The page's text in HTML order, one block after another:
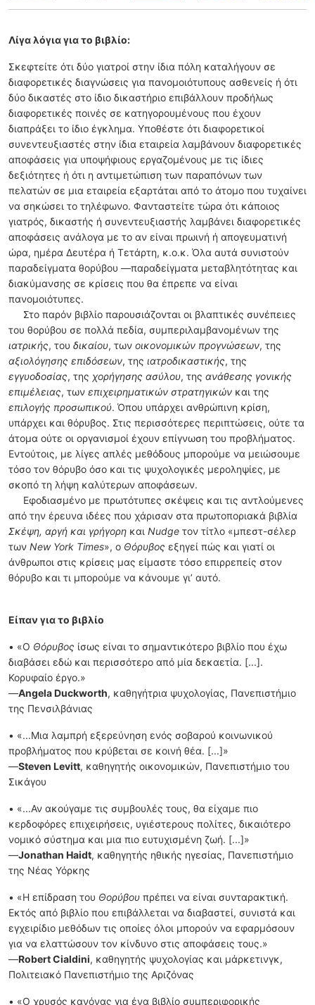
Λίγα λόγια για το βιβλίο:
Σκεφτείτε ότι δύο γιατροί στην ίδια πόλη καταλήγουν σε
διαφορετικές διαγνώσεις για πανομοιότυπους ασθενείς ή ότι
δύο δικαστές στο ίδιο δικαστήριο επιβάλλουν προδήλως
διαφορετικές ποινές σε κατηγορουμένους που έχουν
διαπράξει το ίδιο έγκλημα. Υποθέστε ότι διαφορετικοί
συνεντευξιαστές στην ίδια εταιρεία λαμβάνουν διαφορετικές
αποφάσεις για υποψήφιους εργαζομένους με τις ίδιες
δεξιότητες ή ότι η αντιμετώπιση των παραπόνων των
πελατών σε μια εταιρεία εξαρτάται από το άτομο που τυχαίνει
να σηκώσει το τηλέφωνο. Φανταστείτε τώρα ότι κάποιος
γιατρός, δικαστής ή συνεντευξιαστής λαμβάνει διαφορετικές
αποφάσεις ανάλογα με το αν είναι πρωινή ή απογευματινή
ώρα, ημέρα Δευτέρα ή Τετάρτη, κ.ο.κ. Όλα αυτά συνιστούν
παραδείγματα θορύβου —παραδείγματα μεταβλητότητας και
διακύμανσης σε κρίσεις που θα έπρεπε να είναι
πανομοιότυπες.
Στο παρόν βιβλίο παρουσιάζονται οι βλαπτικές συνέπειες
του θορύβου σε πολλά πεδία, συμπεριλαμβανομένων της
ιατρικής, του δικαίου, των οικονομικών προγνώσεων, της
αξιολόγησης επιδόσεων, της ιατροδικαστικής, της
εγγυοδοσίας, της χορήγησης ασύλου, της ανάθεσης γονικής
επιμέλειας, των επιχειρηματικών στρατηγικών και της
επιλογής προσωπικού. Όπου υπάρχει ανθρώπινη κρίση,
υπάρχει και θόρυβος. Στις περισσότερες περιπτώσεις, ούτε τα
άτομα ούτε οι οργανισμοί έχουν επίγνωση του προβλήματος.
Εντούτοις, με λίγες απλές μεθόδους μπορούμε να μειώσουμε
τόσο τον θόρυβο όσο και τις ψυχολογικές μεροληψίες, με
σκοπό τη λήψη καλύτερων αποφάσεων.
Εφοδιασμένο με πρωτότυπες σκέψεις και τις αντλούμενες
από την έρευνα ιδέες που χάρισαν στα πρωτοποριακά βιβλία
Σκέψη, αργή και γρήγορη και Nudge τον τίτλο «μπεστ-σέλερ
των New York Times», ο Θόρυβος εξηγεί πώς και γιατί οι
άνθρωποι στις κρίσεις μας είμαστε τόσο επιρρεπείς στον
θόρυβο και τι μπορούμε να κάνουμε γι’ αυτό.
Είπαν για το βιβλίο
• «Ο Θόρυβος ίσως είναι το σημαντικότερο βιβλίο που έχω
διαβάσει εδώ και περισσότερο από μία δεκαετία. [...].
Κορυφαίο έργο.»
—Angela Duckworth, καθηγήτρια ψυχολογίας, Πανεπιστήμιο
της Πενσιλβάνιας
• «...Μια λαμπρή εξερεύνηση ενός σοβαρού κοινωνικού
προβλήματος που κρύβεται σε κοινή θέα. [...]»
—Steven Levitt, καθηγητής οικονομικών, Πανεπιστήμιο του
Σικάγου
• «...Αν ακούγαμε τις συμβουλές τους, θα είχαμε πιο
κερδοφόρες επιχειρήσεις, υγιέστερους πολίτες, δικαιότερο
νομικό σύστημα και μια πιο ευτυχισμένη ζωή. [...]»
—Jonathan Haidt, καθηγητής ηθικής ηγεσίας, Πανεπιστήμιο
της Νέας Υόρκης
• «Η επίδραση του Θορύβου πρέπει να είναι συνταρακτική.
Εκτός από βιβλίο που επιβάλλεται να διαβαστεί, συνιστά και
εγχειρίδιο μεθόδων τις οποίες όλοι μπορούν να εφαρμόσουν
για να ελαττώσουν τον κίνδυνο στις αποφάσεις τους.»
—Robert Cialdini, καθηγητής ψυχολογίας και μάρκετινγκ,
Πολιτειακό Πανεπιστήμιο της Αριζόνας
• «Ο χρυσός κανόνας για ένα βιβλίο συμπεριφορικής